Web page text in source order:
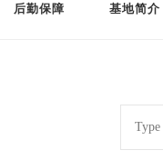
后勤保障 基地简介
找
什